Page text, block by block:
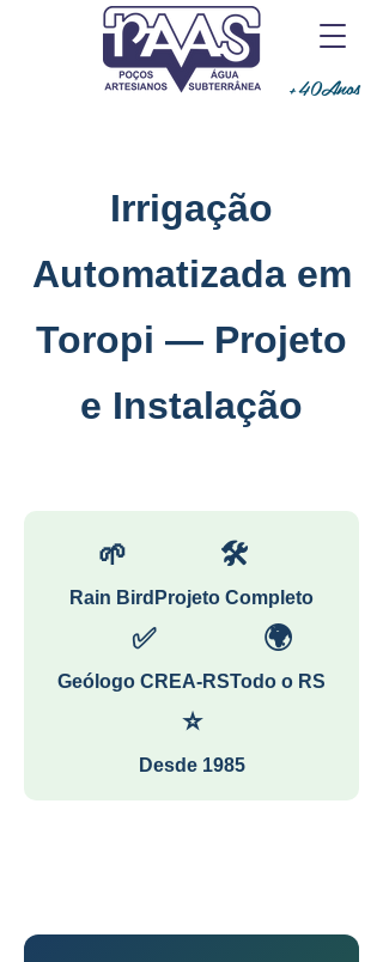
+40Anos
Irrigação
Automatizada em
Toropi — Projeto
e Instalação
🌱
Rain Bird
🛠
Projeto Completo
✅
Geólogo CREA-RS
🌍
Todo o RS
⭐
Desde 1985